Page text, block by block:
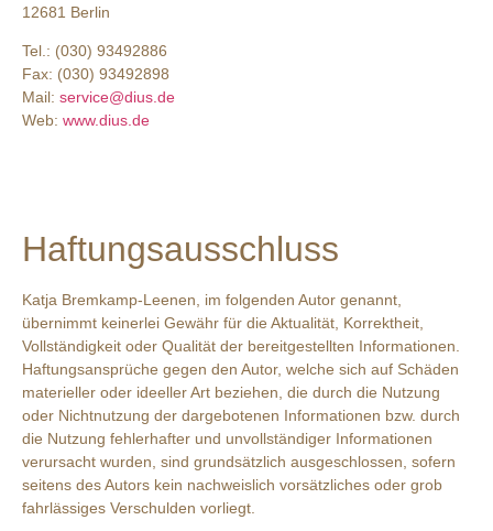
12681 Berlin
Tel.: (030) 93492886
Fax: (030) 93492898
Mail: service@dius.de
Web: www.dius.de
Haftungsausschluss
Katja Bremkamp-Leenen, im folgenden Autor genannt,
übernimmt keinerlei Gewähr für die Aktualität, Korrektheit,
Vollständigkeit oder Qualität der bereitgestellten Informationen.
Haftungsansprüche gegen den Autor, welche sich auf Schäden
materieller oder ideeller Art beziehen, die durch die Nutzung
oder Nichtnutzung der dargebotenen Informationen bzw. durch
die Nutzung fehlerhafter und unvollständiger Informationen
verursacht wurden, sind grundsätzlich ausgeschlossen, sofern
seitens des Autors kein nachweislich vorsätzliches oder grob
fahrlässiges Verschulden vorliegt.